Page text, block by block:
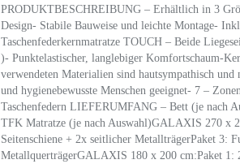
PRODUKTBESCHREIBUNG – Erhältlich in 3
Design- Stabile Bauweise und leichte Montage-
Taschenfederkernmatratze TOUCH – Beide
)- Punktelastischer, langlebiger Komfortschaum-
verwendeten Materialien sind hautsympathisch
und hygienebewusste Menschen geeignet- 7 –
Taschenfedern LIEFERUMFANG – Bett (je nach
TFK Matratze (je nach Auswahl)GALAXIS 270 x
Seitenschiene + 2x seitlicher MetallträgerPaket
MetallquerträgerGALAXIS 180 x 200 cm:Paket